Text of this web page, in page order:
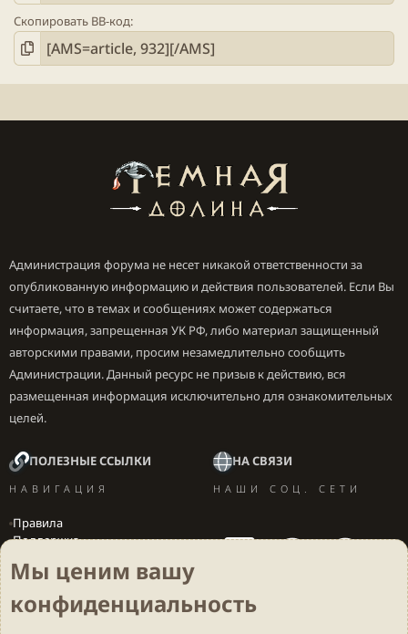
Скопировать BB-код
Администрация форума не несет никакой ответственности за
опубликованную информацию и действия пользователей. Если Вы
считаете, что в темах и сообщениях может содержаться
информация, запрещенная УК РФ, либо материал защищенный
авторскими правами, просим незамедлительно сообщить
Администрации. Данный ресурс не призыв к действию, вся
размещенная информация исключительно для ознакомительных
целей.
ПОЛЕЗНЫЕ ССЫЛКИ
НАВИГАЦИЯ
Правила
Поддержка
Локализация игр
НА СВЯЗИ
НАШИ СОЦ. СЕТИ
Мы ценим вашу
конфиденциальность